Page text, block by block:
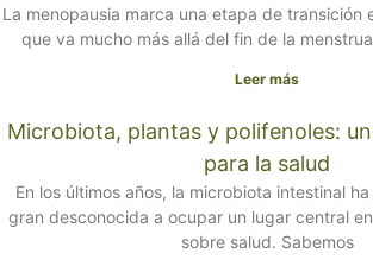
La menopausia marca una etapa de transición
que va mucho más allá del fin de la
Leer más
Microbiota, plantas y polifenoles:
para la salud
En los últimos años, la microbiota intestinal
gran desconocida a ocupar un lugar central
sobre salud. Sabemos